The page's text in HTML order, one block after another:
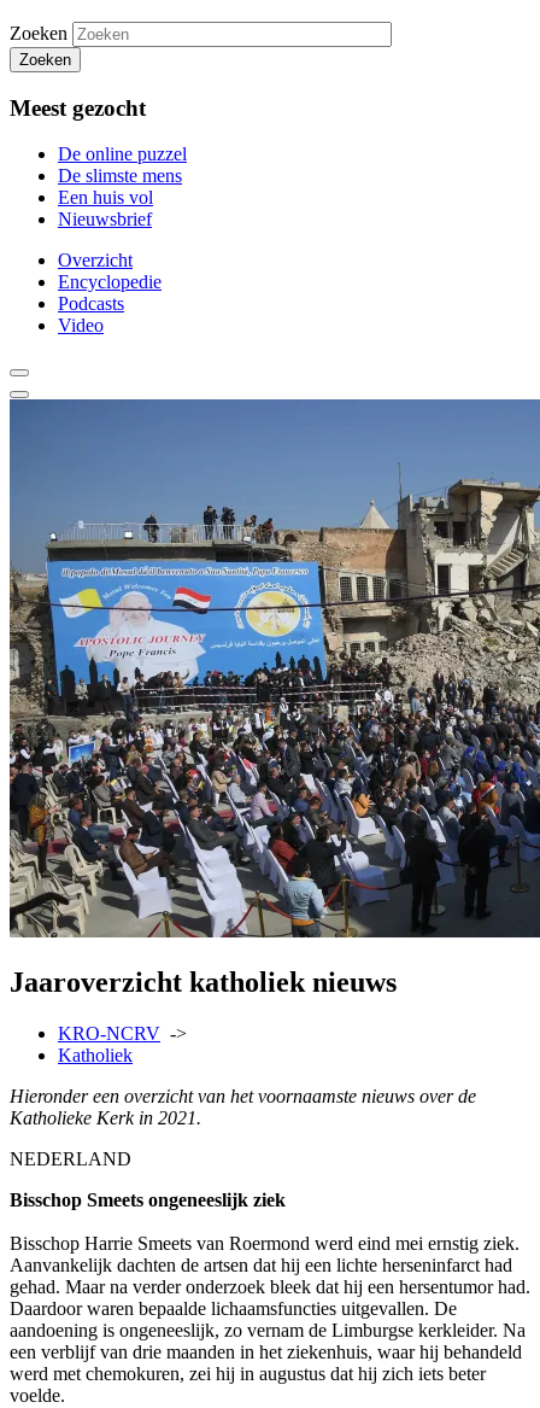
Zoeken
Zoeken
Meest gezocht
De online puzzel
De slimste mens
Een huis vol
Nieuwsbrief
Overzicht
Encyclopedie
Podcasts
Video
Jaaroverzicht katholiek nieuws
KRO-NCRV ->
Katholiek
Hieronder een overzicht van het voornaamste nieuws over de
Katholieke Kerk in 2021.
NEDERLAND
Bisschop Smeets ongeneeslijk ziek
Bisschop Harrie Smeets van Roermond werd eind mei ernstig ziek.
Aanvankelijk dachten de artsen dat hij een lichte herseninfarct had
gehad. Maar na verder onderzoek bleek dat hij een hersentumor had.
Daardoor waren bepaalde lichaamsfuncties uitgevallen. De
aandoening is ongeneeslijk, zo vernam de Limburgse kerkleider. Na
een verblijf van drie maanden in het ziekenhuis, waar hij behandeld
werd met chemokuren, zei hij in augustus dat hij zich iets beter
voelde.